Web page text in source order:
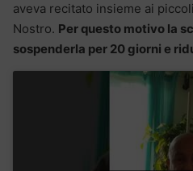
aveva recitato insieme ai
Nostro. Per questo motivo la
sospenderla per 20 giorni e